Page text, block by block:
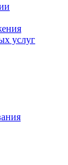
услуг